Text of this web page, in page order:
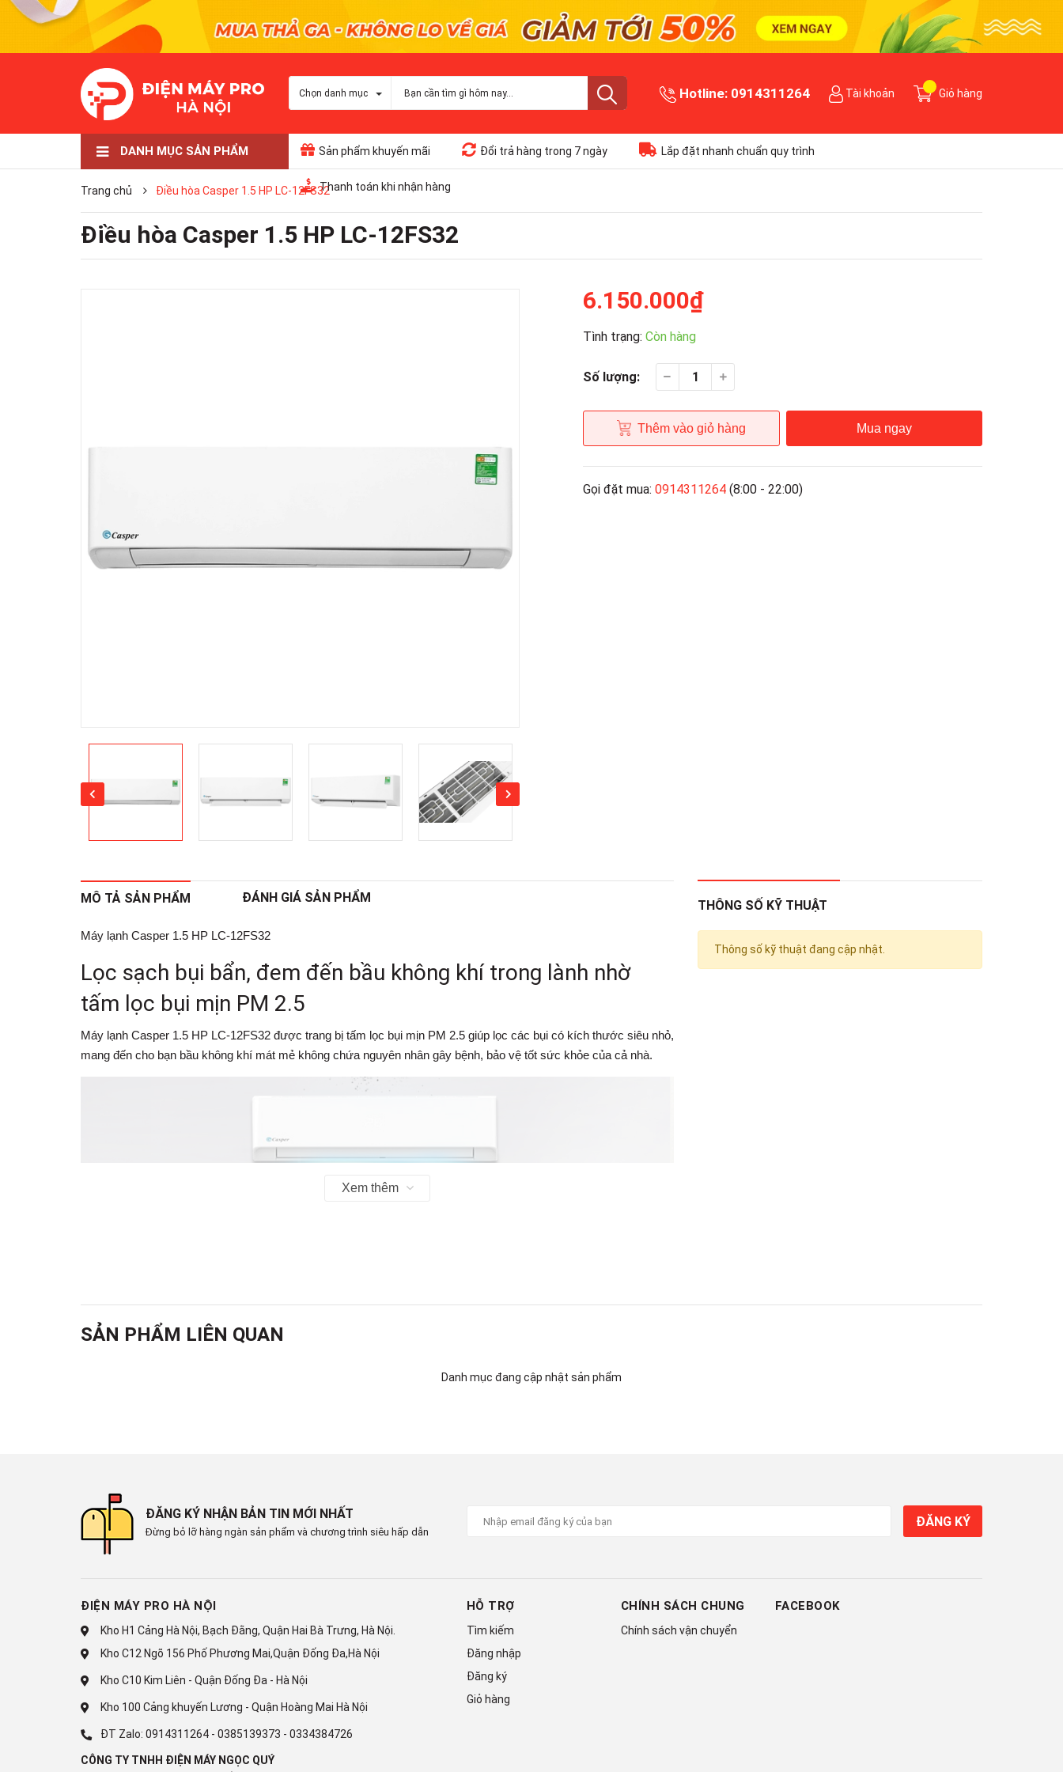
Chọn danh mục Hotline: 0914311264 Tài khoản Giỏ hàng
DANH MỤC SẢN PHẨM Sản phẩm khuyến mãi Đổi trả hàng trong 7 ngày Lắp đặt nhanh chuẩn quy trình
Thanh toán khi nhận hàng
Trang chủ Điều hòa Casper 1.5 HP LC-12FS32
Điều hòa Casper 1.5 HP LC-12FS32
6.150.000₫
Tình trạng: Còn hàng
Số lượng:
Thêm vào giỏ hàng Mua ngay
Gọi đặt mua: 0914311264 (8:00 - 22:00)
MÔ TẢ SẢN PHẨM ĐÁNH GIÁ SẢN PHẨM
Máy lạnh Casper 1.5 HP LC-12FS32
Lọc sạch bụi bẩn, đem đến bầu không khí trong lành nhờ
tấm lọc bụi mịn PM 2.5
Máy lạnh Casper 1.5 HP LC-12FS32 được trang bị tấm lọc bụi mịn PM 2.5 giúp lọc các bụi có kích thước siêu nhỏ,
mang đến cho bạn bầu không khí mát mẻ không chứa nguyên nhân gây bệnh, bảo vệ tốt sức khỏe của cả nhà.
Sau khi kích hoạt chế độ làm lạnh nhanh trên remote máy nén sẽ gia tăng hiệu suất hoạt động, cho ra lưu lượng
khí nhanh hơn, giúp giảm nhiệt độ trong phòng trong chỉ trong vài phút.
Xem thêm
THÔNG SỐ KỸ THUẬT
Thông số kỹ thuật đang cập nhật.
SẢN PHẨM LIÊN QUAN
Danh mục đang cập nhật sản phẩm
ĐĂNG KÝ NHẬN BẢN TIN MỚI NHẤT
Đừng bỏ lỡ hàng ngàn sản phẩm và chương trình siêu hấp dẫn
ĐĂNG KÝ
ĐIỆN MÁY PRO HÀ NỘI
Kho H1 Cảng Hà Nội, Bạch Đằng, Quận Hai Bà Trưng, Hà Nội.
Kho C12 Ngõ 156 Phố Phương Mai,Quận Đống Đa,Hà Nội
Kho C10 Kim Liên - Quận Đống Đa - Hà Nội
Kho 100 Cảng khuyến Lương - Quận Hoàng Mai Hà Nội
ĐT Zalo: 0914311264 - 0385139373 - 0334384726
CÔNG TY TNHH ĐIỆN MÁY NGỌC QUÝ
HỖ TRỢ
Tìm kiếm
Đăng nhập
Đăng ký
Giỏ hàng
CHÍNH SÁCH CHUNG
Chính sách vận chuyển
FACEBOOK